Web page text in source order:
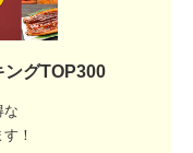
ングTOP300
な
！